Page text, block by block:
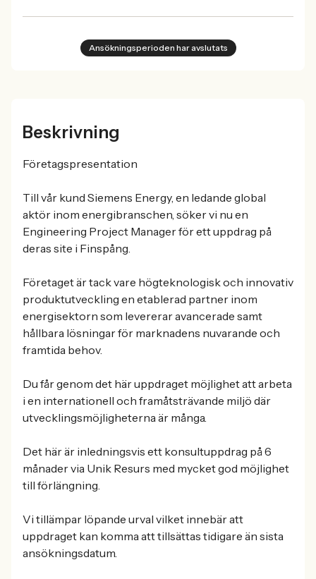
Ansökningsperioden har avslutats
Beskrivning
Företagspresentation
Till vår kund Siemens Energy, en ledande global
aktör inom energibranschen, söker vi nu en
Engineering Project Manager för ett uppdrag på
deras site i Finspång.
Företaget är tack vare högteknologisk och innovativ
produktutveckling en etablerad partner inom
energisektorn som levererar avancerade samt
hållbara lösningar för marknadens nuvarande och
framtida behov.
Du får genom det här uppdraget möjlighet att arbeta
i en internationell och framåtsträvande miljö där
utvecklingsmöjligheterna är många.
Det här är inledningsvis ett konsultuppdrag på 6
månader via Unik Resurs med mycket god möjlighet
till förlängning.
Vi tillämpar löpande urval vilket innebär att
uppdraget kan komma att tillsättas tidigare än sista
ansökningsdatum.